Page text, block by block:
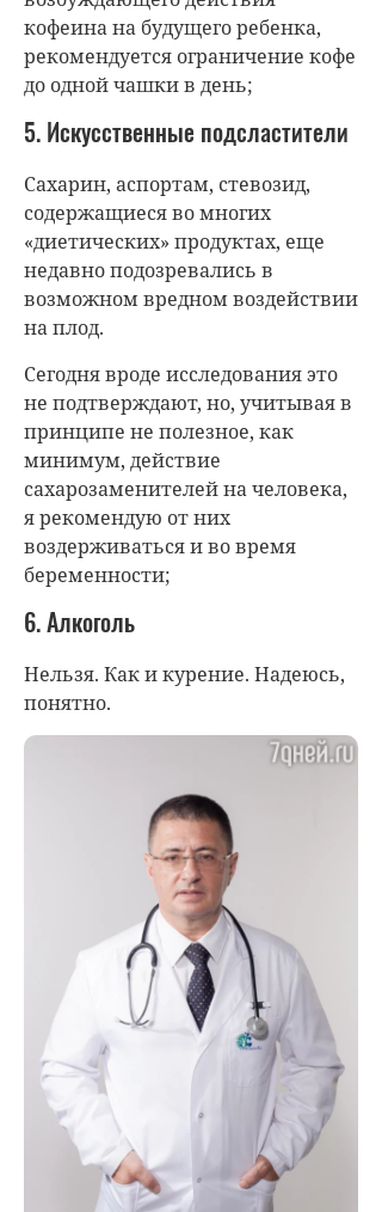
кофеина на будущего ребенка,
рекомендуется ограничение кофе
до одной чашки в день;
5. Искусственные подсластители
Сахарин, аспортам, стевозид,
содержащиеся во многих
«диетических» продуктах, еще
недавно подозревались в
возможном вредном воздействии
на плод.
Сегодня вроде исследования это
не подтверждают, но, учитывая в
принципе не полезное, как
минимум, действие
сахарозаменителей на человека,
я рекомендую от них
воздерживаться и во время
беременности;
6. Алкоголь
Нельзя. Как и курение. Надеюсь,
понятно.